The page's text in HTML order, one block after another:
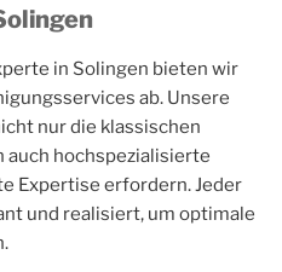
in Solingen bieten wir
ab. Unsere
nur die klassischen
auch hochspezialisierte
Expertise erfordern. Jeder
und realisiert, um optimale